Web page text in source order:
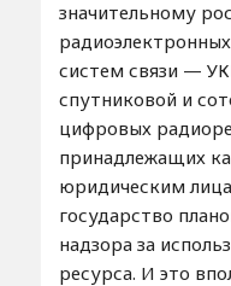
значительному
систем связи —
спутниковой и
цифровых
принадлежащих
юридическим
государство
надзора за
ресурса. И это